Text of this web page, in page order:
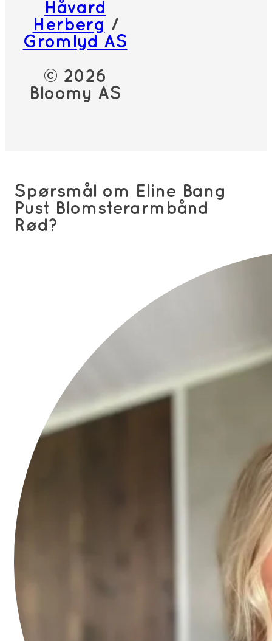
Håvard
Herberg /
Gromlyd AS
© 2026
Bloomy AS
Spørsmål om Eline Bang
Pust Blomsterarmbånd
Rød?